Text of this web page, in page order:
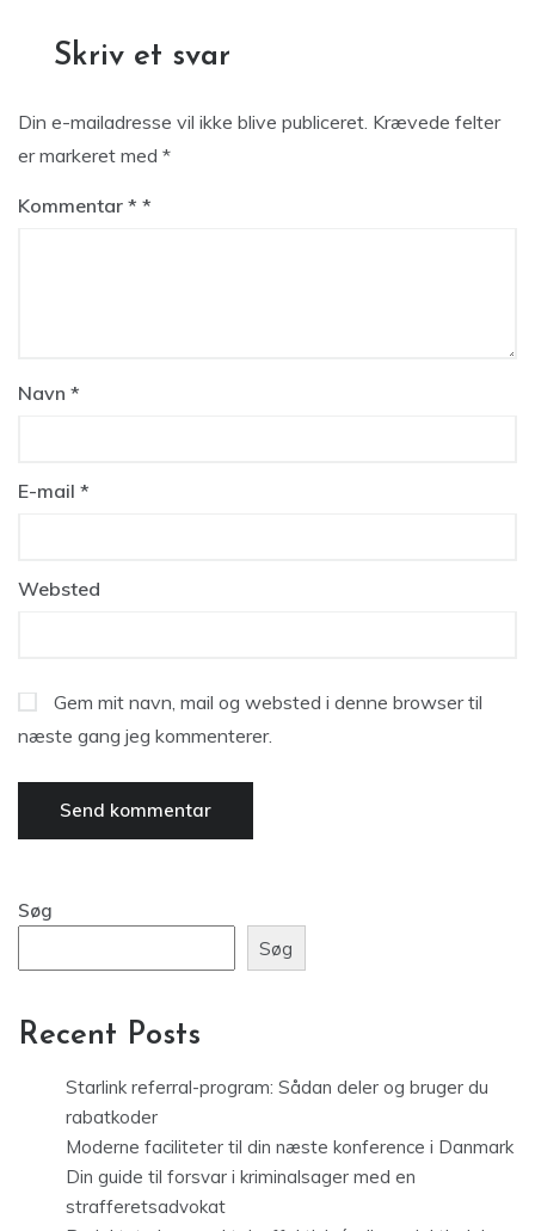
Skriv et svar
Din e-mailadresse vil ikke blive publiceret. Krævede felter
er markeret med *
Kommentar *
Navn *
E-mail *
Websted
Gem mit navn, mail og websted i denne browser til
næste gang jeg kommenterer.
Søg
Søg
Recent Posts
Starlink referral-program: Sådan deler og bruger du
rabatkoder
Moderne faciliteter til din næste konference i Danmark
Din guide til forsvar i kriminalsager med en
strafferetsadvokat